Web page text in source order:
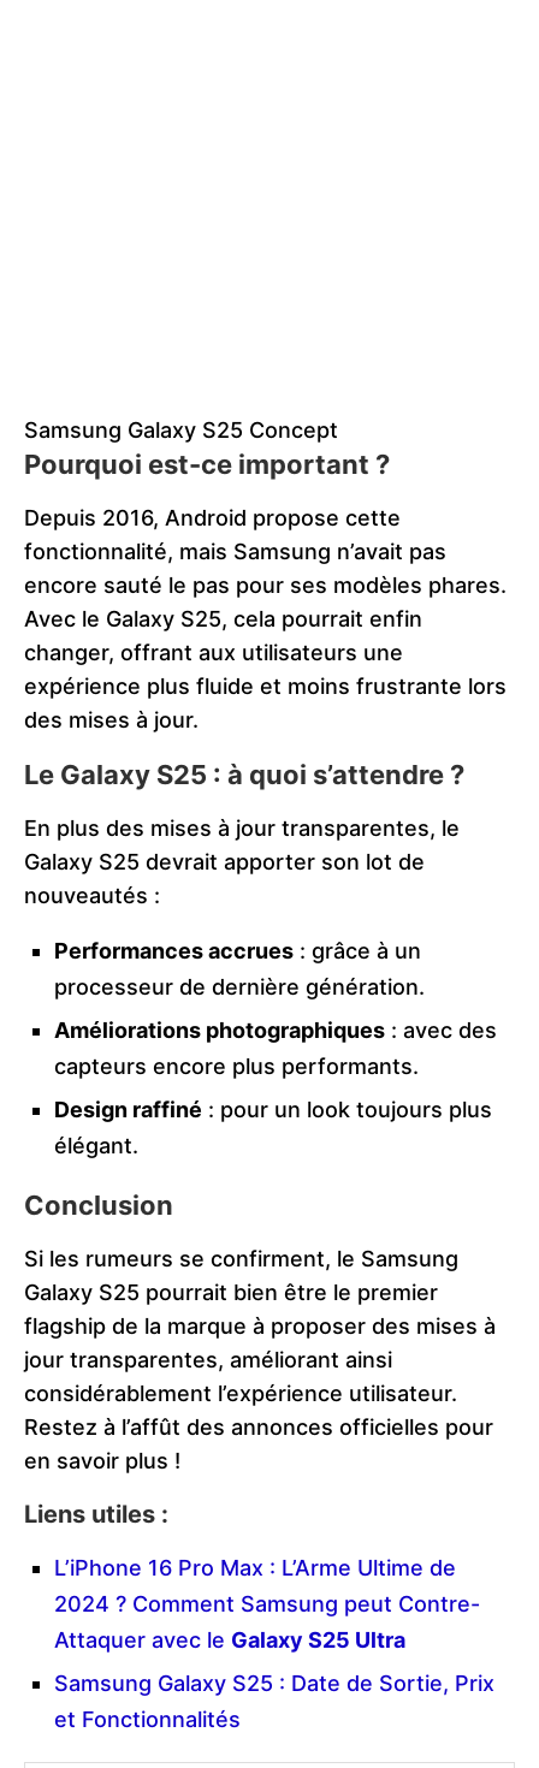
Samsung Galaxy S25 Concept
Pourquoi est-ce important ?
Depuis 2016, Android propose cette
fonctionnalité, mais Samsung n’avait pas
encore sauté le pas pour ses modèles phares.
Avec le Galaxy S25, cela pourrait enfin
changer, offrant aux utilisateurs une
expérience plus fluide et moins frustrante lors
des mises à jour.
Le Galaxy S25 : à quoi s’attendre ?
En plus des mises à jour transparentes, le
Galaxy S25 devrait apporter son lot de
nouveautés :
Performances accrues : grâce à un
processeur de dernière génération.
Améliorations photographiques : avec des
capteurs encore plus performants.
Design raffiné : pour un look toujours plus
élégant.
Conclusion
Si les rumeurs se confirment, le Samsung
Galaxy S25 pourrait bien être le premier
flagship de la marque à proposer des mises à
jour transparentes, améliorant ainsi
considérablement l’expérience utilisateur.
Restez à l’affût des annonces officielles pour
en savoir plus !
Liens utiles :
L’iPhone 16 Pro Max : L’Arme Ultime de
2024 ? Comment Samsung peut Contre-
Attaquer avec le Galaxy S25 Ultra
Samsung Galaxy S25 : Date de Sortie, Prix
et Fonctionnalités